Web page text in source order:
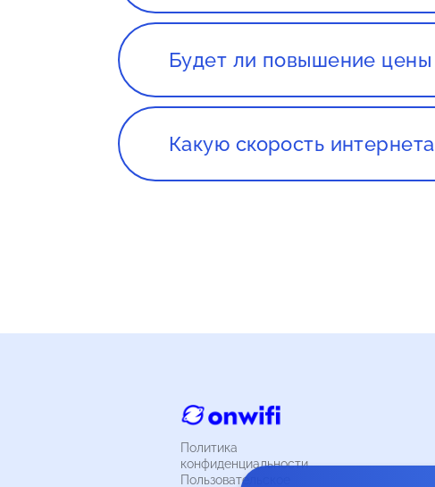
Да, вы сможете подключиться со
подойдет
Будет ли повышение
Как правило, провайдеры для
Какую скорость
При выборе скорости интернета
Политика
конфиденциальности
Пользовательское